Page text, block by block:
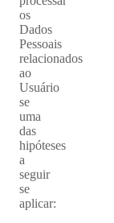
os
Dados
Pessoais
relacionados
ao
Usuário
se
uma
das
hipóteses
a
seguir
se
aplicar: